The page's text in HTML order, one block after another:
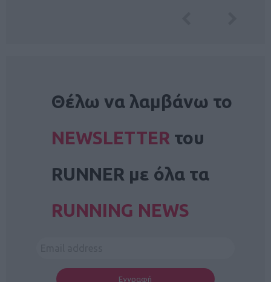
Θέλω να λαμβάνω το
NEWSLETTER του
RUNNER με όλα τα
RUNNING NEWS